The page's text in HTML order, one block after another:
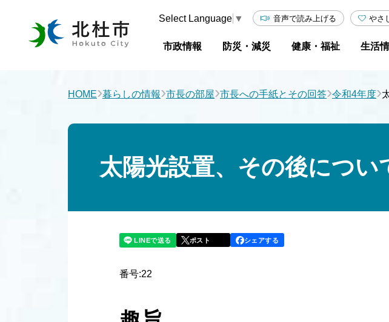
Select Language ▼ 音声で読み上げる やさ
市政情報 防災・減災 健康・福祉 生活
HOME›暮らしの情報›市長の部屋›市長への手紙とその回答›令和4年度›
太陽光設置、その後につい
LINEで送る ポスト シェアする
番号:22